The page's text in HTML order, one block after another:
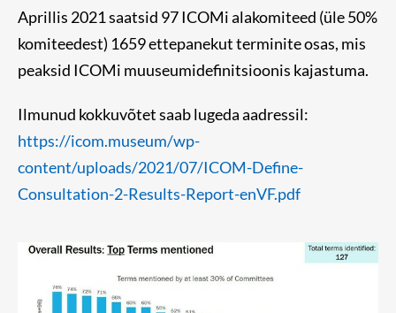
Aprillis 2021 saatsid 97 ICOMi alakomiteed (üle 50%
komiteedest) 1659 ettepanekut terminite osas, mis
peaksid ICOMi muuseumidefinitsioonis kajastuma.
Ilmunud kokkuvõtet saab lugeda aadressil:
https://icom.museum/wp-
content/uploads/2021/07/ICOM-Define-
Consultation-2-Results-Report-enVF.pdf